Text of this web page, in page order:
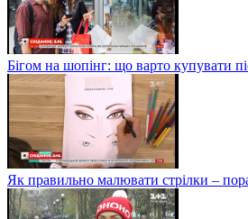
Бігом на шопінг: що варто купувати
Як правильно малювати стрілки –